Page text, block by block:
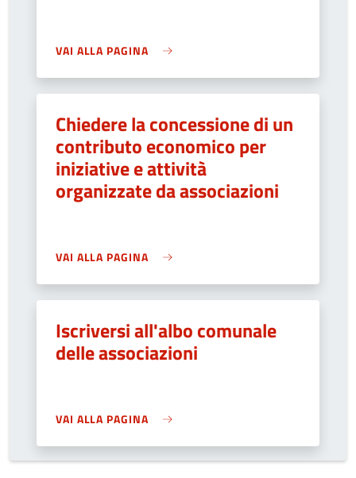
VAI ALLA PAGINA
Chiedere la concessione di un
contributo economico per
iniziative e attività
organizzate da associazioni
VAI ALLA PAGINA
Iscriversi all'albo comunale
delle associazioni
VAI ALLA PAGINA